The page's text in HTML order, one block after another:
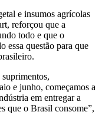
e insumos agrícolas
reforçou que a
todo e que o
essa questão para que
e junho, começamos a
em entregar a
que o Brasil consome”,